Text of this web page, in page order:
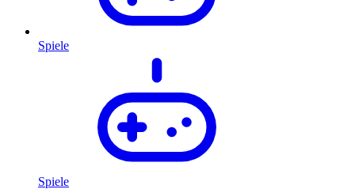
Spiele
Spiele